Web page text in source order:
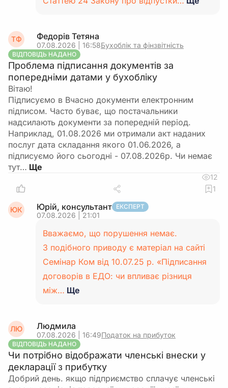
ТФ Федорів Тетяна
07.08.2026 | 16:58Бухоблік та фінзвітність
ВІДПОВІДЬ НАДАНО
Проблема підписання документів за
попередніми датами у бухобліку
Вітаю!
Підписуємо в Вчасно документи електронним
підписом. Часто буває, що постачальники
надсилають документи за попередній період.
Наприклад, 01.08.2026 ми отримали акт наданих
послуг дата складання якого 01.06.2026, а
підписуємо його сьогодні - 07.08.2026р. Чи немає
тут…
12
1
ЮК Юрій, консультант ЕКСПЕРТ
07.08.2026 | 21:01
Вважаємо, що порушення немає.
З подібного приводу є матеріал на сайті
Семінар Ком від 10.07.25 р. «Підписання
договорів в ЕДО: чи впливає різниця
між… Ще
ЛЮ Людмила
07.08.2026 | 16:49Податок на прибуток
ВІДПОВІДЬ НАДАНО
Чи потрібно відображати членські внески у
декларації з прибутку
Добрий день. якщо підприємство сплачує членські